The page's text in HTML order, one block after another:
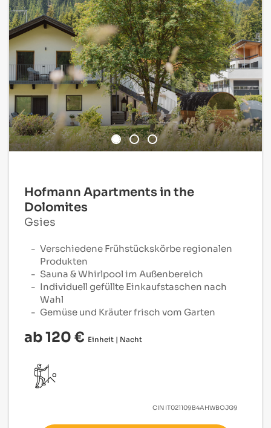
Hofmann Apartments in the
Dolomites
Gsies
Verschiedene Frühstückskörbe regionalen
Produkten
Sauna & Whirlpool im Außenbereich
Individuell gefüllte Einkaufstaschen nach
Wahl
Gemüse und Kräuter frisch vom Garten
ab 120 € Einheit | Nacht
CIN IT021109B4AHWBOJG9